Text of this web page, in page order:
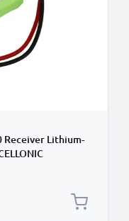
Receiver Lithium-